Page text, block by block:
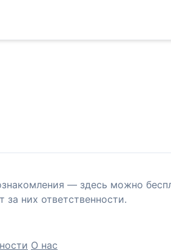
— здесь можно
за них ответственности.
О нас